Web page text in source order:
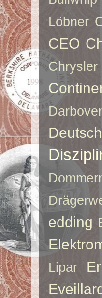
Löbner
CEO
Chrysler
edding
Lipar